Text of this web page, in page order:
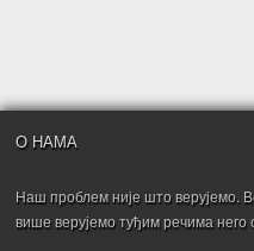
О НАМА
Наш проблем није што верујемо.
више верујемо туђим речима него